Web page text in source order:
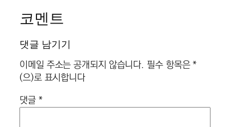
코멘트
댓글 남기기
이메일 주소는 공개되지 않습니다. 필수 항목은*
(으)로 표시합니다
댓글 *